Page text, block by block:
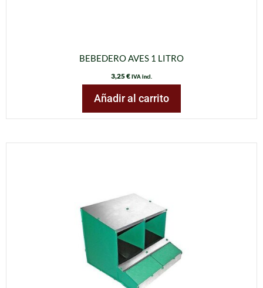
BEBEDERO AVES 1 LITRO
3,25€IVA incl.
Añadir al carrito